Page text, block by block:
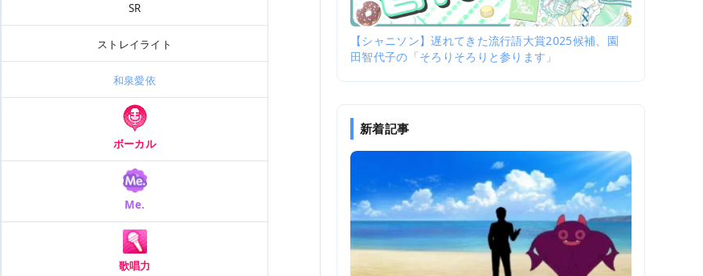
SR
ストレイライト
和泉愛依
ボーカル
Me.
歌唱力
【シャニソン】遅れてきた流行語大賞2025候補、園
田智代子の「そろりそろりと参ります」
新着記事